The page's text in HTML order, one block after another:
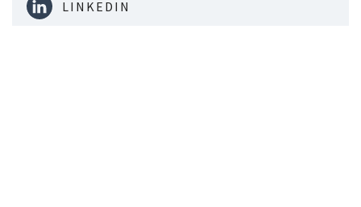
LINKEDIN